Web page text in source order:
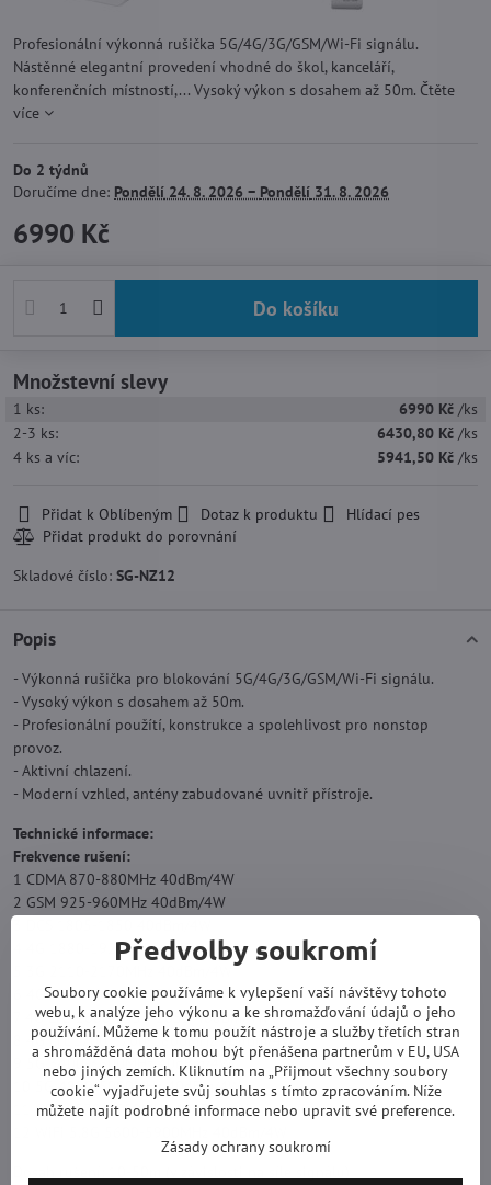
Profesionální výkonná rušička 5G/4G/3G/GSM/Wi-Fi signálu.
Nástěnné elegantní provedení vhodné do škol, kanceláří,
konferenčních místností,... Vysoký výkon s dosahem až 50m. Čtěte
více
Do 2 týdnů
Doručíme dne: Pondělí 24. 8. 2026 − Pondělí 31. 8. 2026
6990 Kč
Do košíku
Množstevní slevy
1 ks: 6990 Kč /ks
2-3 ks: 6430,80 Kč /ks
4 ks a víc: 5941,50 Kč /ks
Přidat k Oblíbeným Dotaz k produktu Hlídací pes
Skladové číslo: SG-NZ12
Popis
- Výkonná rušička pro blokování 5G/4G/3G/GSM/Wi-Fi signálu.
- Vysoký výkon s dosahem až 50m.
- Profesionální použítí, konstrukce a spolehlivost pro nonstop
provoz.
- Aktivní chlazení.
- Moderní vzhled, antény zabudované uvnitř přístroje.
Technické informace:
Frekvence rušení:
1 CDMA 870-880MHz 40dBm/4W
2 GSM 925-960MHz 40dBm/4W
4 4G 1880-1920MHz 40dBm/4W
6 4G LTE 2300/Wifi 2300-2400MHz 40dBm/4W
7 4G LTE 2600 2555-2655 40dBm/4W
8 4G LTE1700 1700-1800MHz 40dBm/4W
9 5G 3400-3600MHz 40dBm/4W
10 5G 4800-5000MHz 40dBm/4W
11 GPS 1570-1580MHz 40dBm/4W
Předvolby soukromí
Soubory cookie používáme k vylepšení vaší návštěvy tohoto
webu, k analýze jeho výkonu a ke shromažďování údajů o jeho
používání. Můžeme k tomu použít nástroje a služby třetích stran
a shromážděná data mohou být přenášena partnerům v EU, USA
nebo jiných zemích. Kliknutím na „Přijmout všechny soubory
cookie“ vyjadřujete svůj souhlas s tímto zpracováním. Níže
můžete najít podrobné informace nebo upravit své preference.
Zásady ochrany soukromí